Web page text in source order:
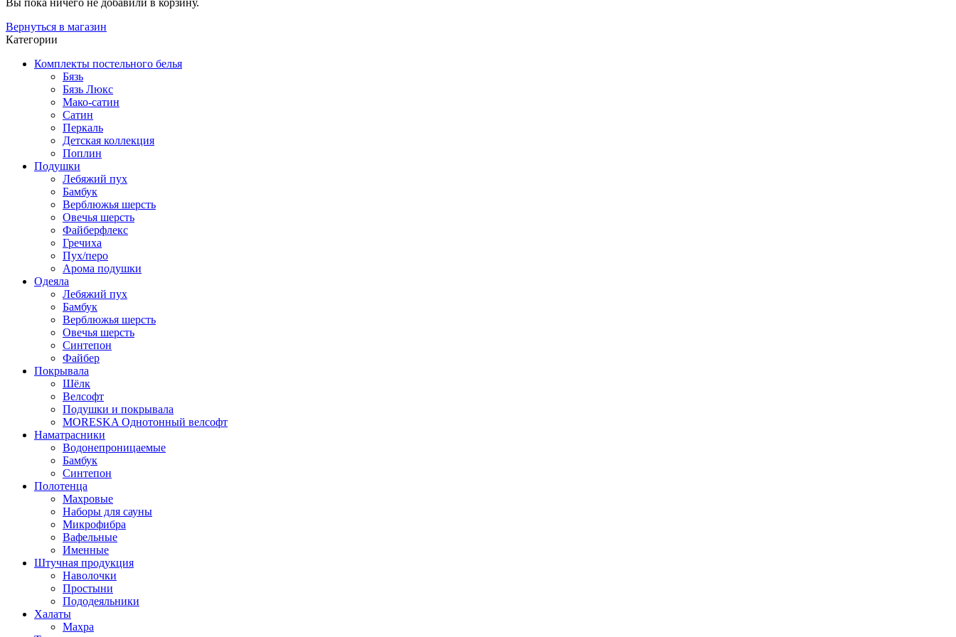
Вы пока ничего не добавили в корзину.
Вернуться в магазин
Категории
Комплекты постельного белья
Бязь
Бязь Люкс
Мако-сатин
Сатин
Перкаль
Детская коллекция
Поплин
Подушки
Лебяжий пух
Бамбук
Верблюжья шерсть
Овечья шерсть
Файберфлекс
Гречиха
Пух/перо
Арома подушки
Одеяла
Лебяжий пух
Бамбук
Верблюжья шерсть
Овечья шерсть
Синтепон
Файбер
Покрывала
Шёлк
Велсофт
Подушки и покрывала
MORESKA Однотонный велсофт
Наматрасники
Водонепроницаемые
Бамбук
Синтепон
Полотенца
Махровые
Наборы для сауны
Микрофибра
Вафельные
Именные
Штучная продукция
Наволочки
Простыни
Пододеяльники
Халаты
Махра